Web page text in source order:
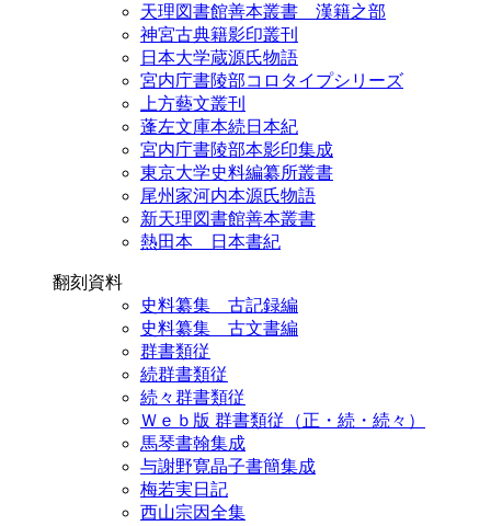
天理図書館善本叢書 漢籍之部
神宮古典籍影印叢刊
日本大学蔵源氏物語
宮内庁書陵部コロタイプシリーズ
上方藝文叢刊
蓬左文庫本続日本紀
宮内庁書陵部本影印集成
東京大学史料編纂所叢書
尾州家河内本源氏物語
新天理図書館善本叢書
熱田本 日本書紀
翻刻資料
史料纂集 古記録編
史料纂集 古文書編
群書類従
続群書類従
続々群書類従
Ｗｅｂ版 群書類従（正・続・続々）
馬琴書翰集成
与謝野寛晶子書簡集成
梅若実日記
西山宗因全集